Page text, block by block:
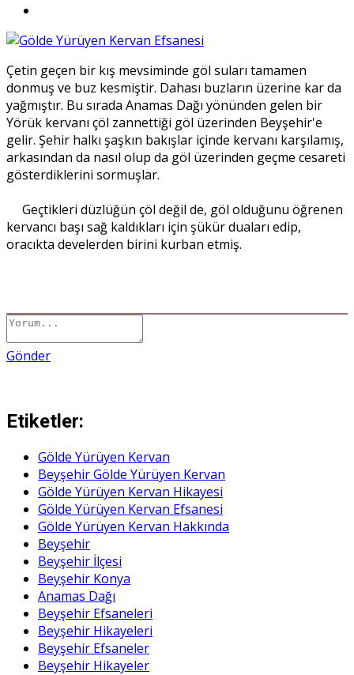
Çetin geçen bir kış mevsiminde göl suları tamamen
donmuş ve buz kesmiştir. Dahası buzların üzerine kar da
yağmıştır. Bu sırada Anamas Dağı yönünden gelen bir
Yörük kervanı çöl zannettiği göl üzerinden Beyşehir'e
gelir. Şehir halkı şaşkın bakışlar içinde kervanı karşılamış,
arkasından da nasıl olup da göl üzerinden geçme cesareti
gösterdiklerini sormuşlar.
Geçtikleri düzlüğün çöl değil de, göl olduğunu öğrenen
kervancı başı sağ kaldıkları için şükür duaları edip,
oracıkta develerden birini kurban etmiş.
Gönder
Etiketler:
Gölde Yürüyen Kervan
Beyşehir Gölde Yürüyen Kervan
Gölde Yürüyen Kervan Hikayesi
Gölde Yürüyen Kervan Efsanesi
Gölde Yürüyen Kervan Hakkında
Beyşehir
Beyşehir İlçesi
Beyşehir Konya
Anamas Dağı
Beyşehir Efsaneleri
Beyşehir Hikayeleri
Beyşehir Efsaneler
Beyşehir Hikayeler